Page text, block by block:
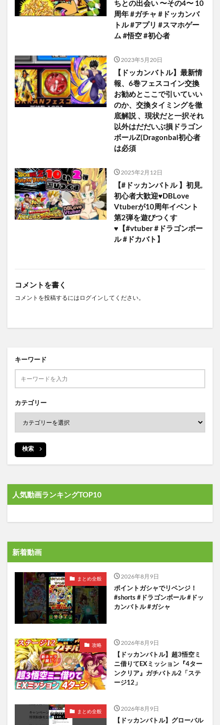
ちとの出会い 〜その4〜 10
周年 #ガチャ #ドッカンバ
トル #アプリ #スマホゲー
ム #悟空 #初心者
2023年5月20日
【ドッカンバトル】最新情
報、6巻フェスコイン交換
お勧めとここで引いていい
のか、交換タイミングを徹
底解説 、現状だと一択それ
以外はだだいぶ損ドラゴン
ボールZ(Dragonbal初心者
は必須
2025年2月12日
【#ドッカンバトル 】初見,
初心者大歓迎♥DBLove
Vtuberが10周年イベント
第2弾を遊びつくす
♥【#vtuber #ドラゴンボー
ル #ドカバト】
コメントを書く
コメントを投稿するには ログイン してください。
キーワード
カテゴリー
検索
人気動画ランキングTOP10
新着動画
まとめ全般 2026年8月9日
ポイントガシャでリベンジ！
#shorts #ドラゴンボール #ドッ
カンバトル #ガシャ
攻略 2026年8月9日
【ドッカンバトル】超3悟空ミ
ニ借りてEXミッション『4ター
ンクリア』ガチバトル2「ステ
ージ12」
まとめ全般 2026年8月9日
【ドッカンバトル】グローバル